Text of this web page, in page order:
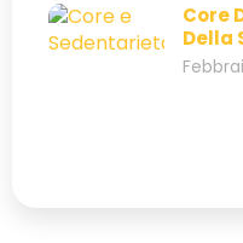
Core
Della